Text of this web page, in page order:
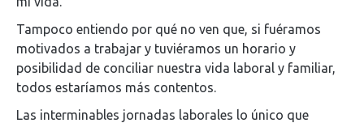
Tampoco entiendo por qué no ven que, si fuéramos
motivados a trabajar y tuviéramos un horario y
posibilidad de conciliar nuestra vida laboral y familiar,
todos estaríamos más contentos.
Las interminables jornadas laborales lo único que